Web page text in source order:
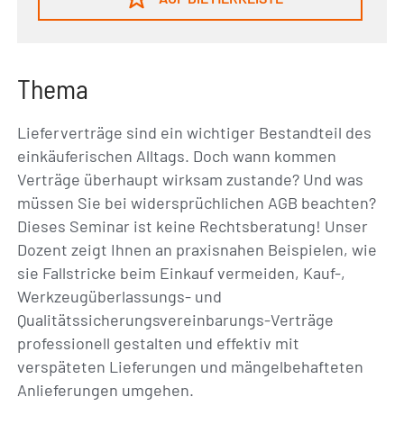
Thema
Lieferverträge sind ein wichtiger Bestandteil des
einkäuferischen Alltags. Doch wann kommen
Verträge überhaupt wirksam zustande? Und was
müssen Sie bei widersprüchlichen AGB beachten?
Dieses Seminar ist keine Rechtsberatung! Unser
Dozent zeigt Ihnen an praxisnahen Beispielen, wie
sie Fallstricke beim Einkauf vermeiden, Kauf-,
Werkzeugüberlassungs- und
Qualitätssicherungsvereinbarungs-Verträge
professionell gestalten und effektiv mit
verspäteten Lieferungen und mängelbehafteten
Anlieferungen umgehen.